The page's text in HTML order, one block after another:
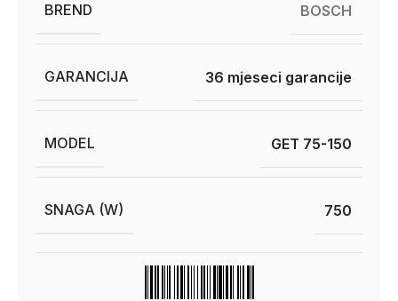
BREND BOSCH
GARANCIJA 36 mjeseci garancije
MODEL GET 75-150
SNAGA (W) 750